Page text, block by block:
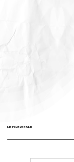
EMPFEHLUNGEN